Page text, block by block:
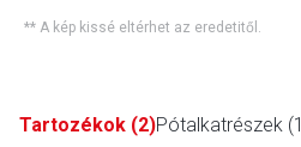
** A kép kissé eltérhet az eredetitől.
Tartozékok (2)Pótalkatrészek (1